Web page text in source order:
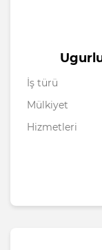
İş türü
Mülkiyet
Hizmetleri